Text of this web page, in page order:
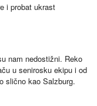
i probat ukrast
nam nedostižni. Reko
u senirosku ekipu i od
slično kao Salzburg.